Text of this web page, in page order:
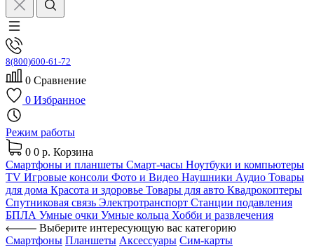
8(800)600-61-72
0 Сравнение
0 Избранное
Режим работы
0 0 р. Корзина
Смартфоны и планшеты Смарт-часы Ноутбуки и компьютеры
TV Игровые консоли Фото и Видео Наушники Аудио Товары
для дома Красота и здоровье Товары для авто Квадрокоптеры
Спутниковая связь Электротранспорт Станции подавления
БПЛА Умные очки Умные кольца Хобби и развлечения
Выберите интересующую вас категорию
Смартфоны Планшеты Аксессуары Сим-карты